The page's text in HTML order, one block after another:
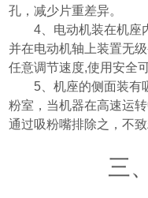
孔，减少片重差异。
4 、电动机装在机
并在电动机轴上装置无
任意调节速度,使用安全
5 、机座的侧面装
粉室，当机器在高速运
通过吸粉嘴排除之，不
三